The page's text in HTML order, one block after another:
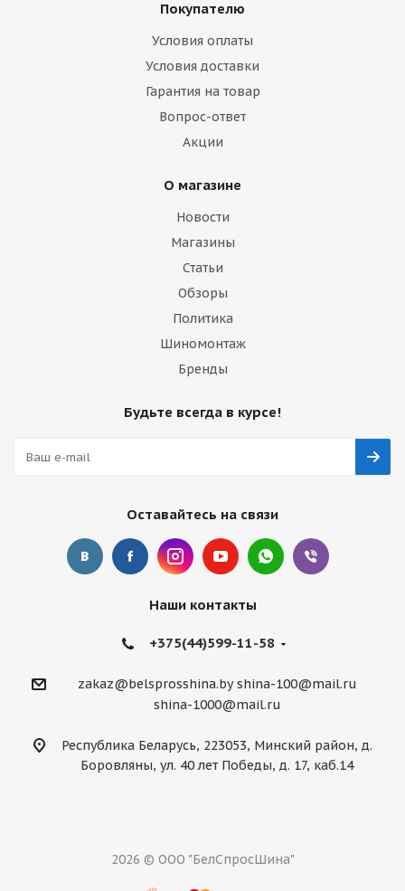
Покупателю
Условия оплаты
Условия доставки
Гарантия на товар
Вопрос-ответ
Акции
О магазине
Новости
Магазины
Статьи
Обзоры
Политика
Шиномонтаж
Бренды
Будьте всегда в курсе!
Оставайтесь на связи
Наши контакты
+375(44)599-11-58
zakaz@belsprosshina.by shina-100@mail.ru
shina-1000@mail.ru
Республика Беларусь, 223053, Минский район, д.
Боровляны, ул. 40 лет Победы, д. 17, каб.14
2026 © ООО "БелСпросШина"